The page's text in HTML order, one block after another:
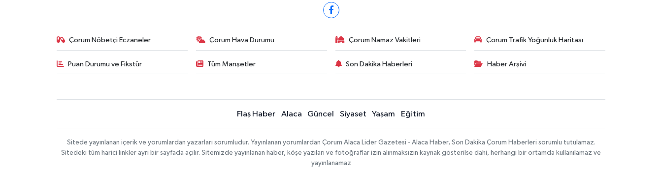
Çorum Nöbetçi Eczaneler Çorum Hava Durumu Çorum Namaz Vakitleri Çorum Trafik Yoğunluk Haritası
Puan Durumu ve Fikstür Tüm Manşetler Son Dakika Haberleri Haber Arşivi
Flaş Haber Alaca Güncel Siyaset Yaşam Eğitim
Sitede yayınlanan içerik ve yorumlardan yazarları sorumludur. Yayınlanan yorumlardan Çorum Alaca Lider Gazetesi - Alaca Haber, Son Dakika Çorum Haberleri sorumlu tutulamaz.
Sitedeki tüm harici linkler ayrı bir sayfada açılır. Sitemizde yayınlanan haber, köşe yazıları ve fotoğraflar izin alınmaksızın kaynak gösterilse dahi, herhangi bir ortamda kullanılamaz ve
yayınlanamaz